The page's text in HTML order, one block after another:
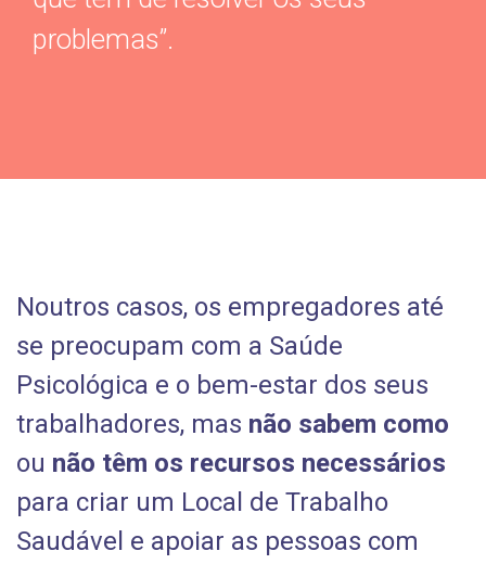
problemas”.
Noutros casos, os empregadores até
se preocupam com a Saúde
Psicológica e o bem-estar dos seus
trabalhadores, mas não sabem como
ou não têm os recursos necessários
para criar um Local de Trabalho
Saudável e apoiar as pessoas com